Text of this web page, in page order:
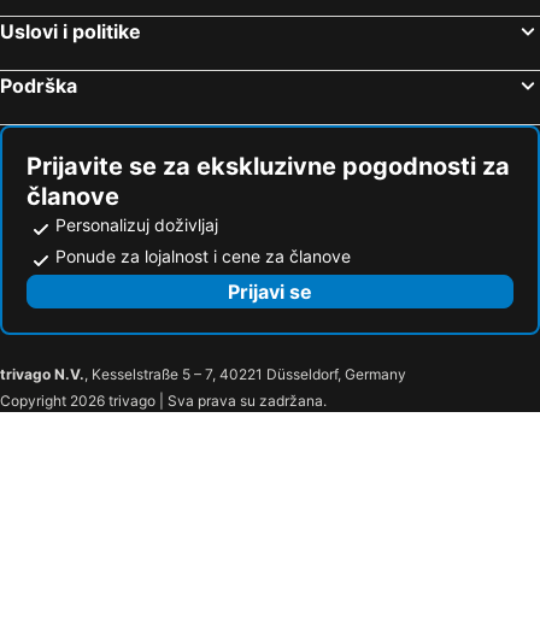
Uslovi i politike
Podrška
Prijavite se za ekskluzivne pogodnosti za
članove
Personalizuj doživljaj
Ponude za lojalnost i cene za članove
Prijavi se
trivago N.V., Kesselstraße 5 – 7, 40221 Düsseldorf, Germany
Copyright 2026 trivago | Sva prava su zadržana.